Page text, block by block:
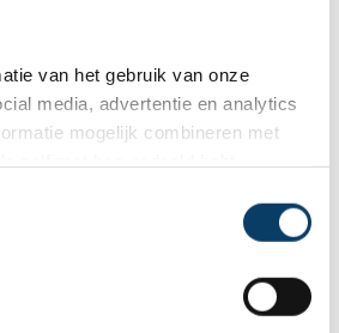
van het gebruik van onze
media, advertentie en analytics
mogelijk combineren met